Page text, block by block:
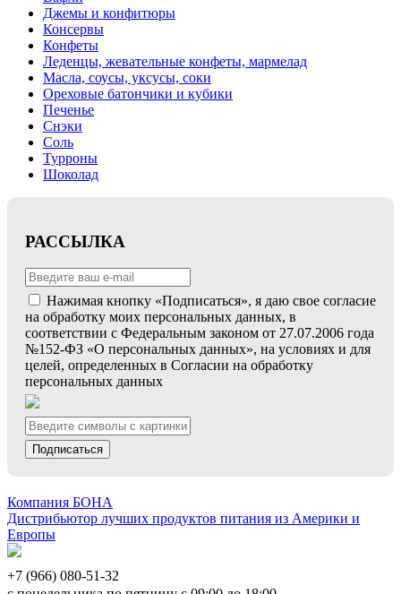
Джемы и конфитюры
Консервы
Конфеты
Леденцы, жевательные конфеты, мармелад
Масла, соусы, уксусы, соки
Ореховые батончики и кубики
Печенье
Снэки
Соль
Турроны
Шоколад
РАССЫЛКА
Нажимая кнопку «Подписаться», я даю свое согласие
на обработку моих персональных данных, в
соответствии с Федеральным законом от 27.07.2006 года
№152-ФЗ «О персональных данных», на условиях и для
целей, определенных в Согласии на обработку
персональных данных
Подписаться
Компания БОНА
Дистрибьютор лучших продуктов питания из Америки и
Европы
+7 (966) 080-51-32